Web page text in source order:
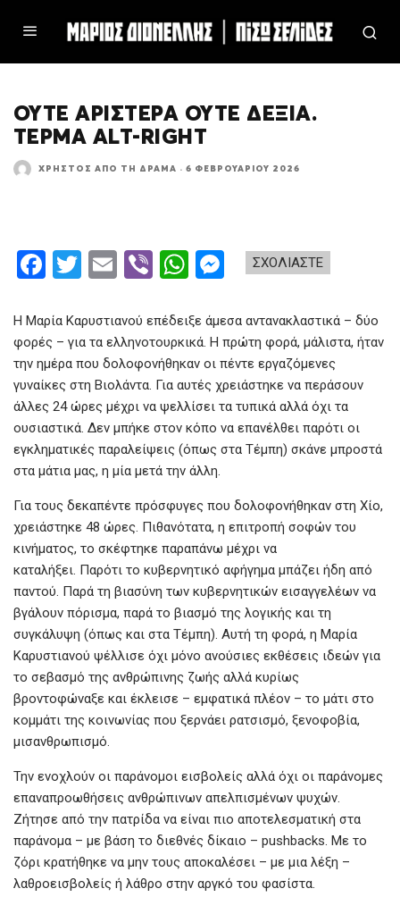
ΟΎΤΕ ΑΡΙΣΤΕΡΆ ΟΎΤΕ ΔΕΞΙΆ.
ΤΈΡΜΑ ALT-RIGHT
ΧΡΉΣΤΟΣ ΑΠΌ ΤΗ ΔΡΆΜΑ · 6 ΦΕΒΡΟΥΑΡΊΟΥ 2026
ΣΧΟΛΙΑΣΤΕ
F
ce
b
o
o
k
T
tt
er
E
ail
Vi
er
W
at
s
A
p
p
se
n
g
er
Η Μαρία Καρυστιανού επέδειξε άμεσα αντανακλαστικά – δύο
φορές – για τα ελληνοτουρκικά. Η πρώτη φορά, μάλιστα, ήταν
την ημέρα που δολοφονήθηκαν οι πέντε εργαζόμενες
γυναίκες στη Βιολάντα. Για αυτές χρειάστηκε να περάσουν
άλλες 24 ώρες μέχρι να ψελλίσει τα τυπικά αλλά όχι τα
ουσιαστικά. Δεν μπήκε στον κόπο να επανέλθει παρότι οι
εγκληματικές παραλείψεις (όπως στα Τέμπη) σκάνε μπροστά
στα μάτια μας, η μία μετά την άλλη.
Για τους δεκαπέντε πρόσφυγες που δολοφονήθηκαν στη Χίο,
χρειάστηκε 48 ώρες. Πιθανότατα, η επιτροπή σοφών του
κινήματος, το σκέφτηκε παραπάνω μέχρι να
καταλήξει. Παρότι το κυβερνητικό αφήγημα μπάζει ήδη από
παντού. Παρά τη βιασύνη των κυβερνητικών εισαγγελέων να
βγάλουν πόρισμα, παρά το βιασμό της λογικής και τη
συγκάλυψη (όπως και στα Τέμπη). Αυτή τη φορά, η Μαρία
Καρυστιανού ψέλλισε όχι μόνο ανούσιες εκθέσεις ιδεών για
το σεβασμό της ανθρώπινης ζωής αλλά κυρίως
βροντοφώναξε και έκλεισε – εμφατικά πλέον – το μάτι στο
κομμάτι της κοινωνίας που ξερνάει ρατσισμό, ξενοφοβία,
μισανθρωπισμό.
Την ενοχλούν οι παράνομοι εισβολείς αλλά όχι οι παράνομες
επαναπροωθήσεις ανθρώπινων απελπισμένων ψυχών.
Ζήτησε από την πατρίδα να είναι πιο αποτελεσματική στα
παράνομα – με βάση το διεθνές δίκαιο – pushbacks. Με το
ζόρι κρατήθηκε να μην τους αποκαλέσει – με μια λέξη –
λαθροεισβολείς ή λάθρο στην αργκό του φασίστα.